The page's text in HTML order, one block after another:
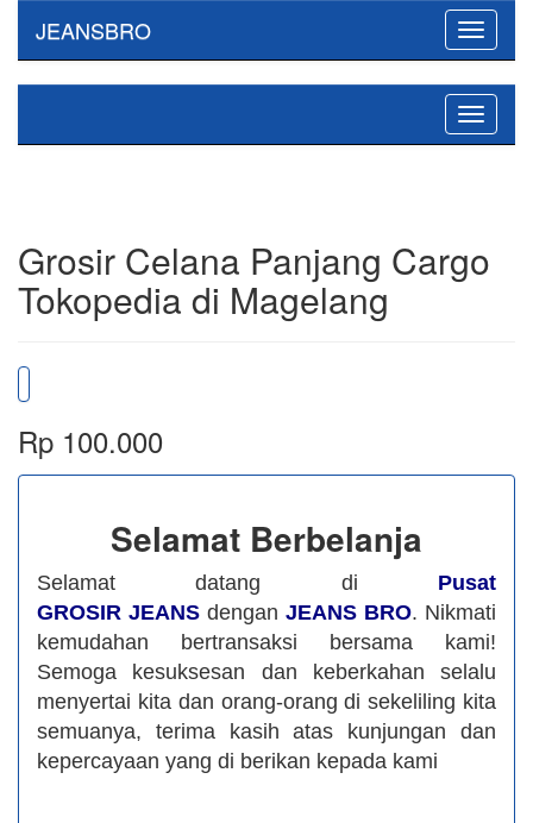
Toggle
JEANSBRO
Toggle
Grosir Celana Panjang Cargo
Tokopedia di Magelang
Rp 100.000
Selamat Berbelanja
Selamat datang di Pusat
GROSIR JEANS dengan JEANS BRO. Nikmati
kemudahan bertransaksi bersama kami!
Semoga kesuksesan dan keberkahan selalu
menyertai kita dan orang-orang di sekeliling kita
semuanya, terima kasih atas kunjungan dan
kepercayaan yang di berikan kepada kami